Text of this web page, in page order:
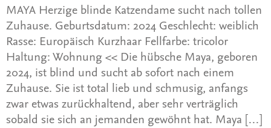
MAYA Herzige blinde Katzendame sucht nach tollen
Zuhause. Geburtsdatum: 2024 Geschlecht: weiblich
Rasse: Europäisch Kurzhaar Fellfarbe: tricolor
Haltung: Wohnung << Die hübsche Maya, geboren
2024, ist blind und sucht ab sofort nach einem
Zuhause. Sie ist total lieb und schmusig, anfangs
zwar etwas zurückhaltend, aber sehr verträglich
sobald sie sich an jemanden gewöhnt hat. Maya […]